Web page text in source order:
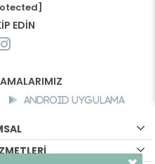
EDİN
Android Uygulama